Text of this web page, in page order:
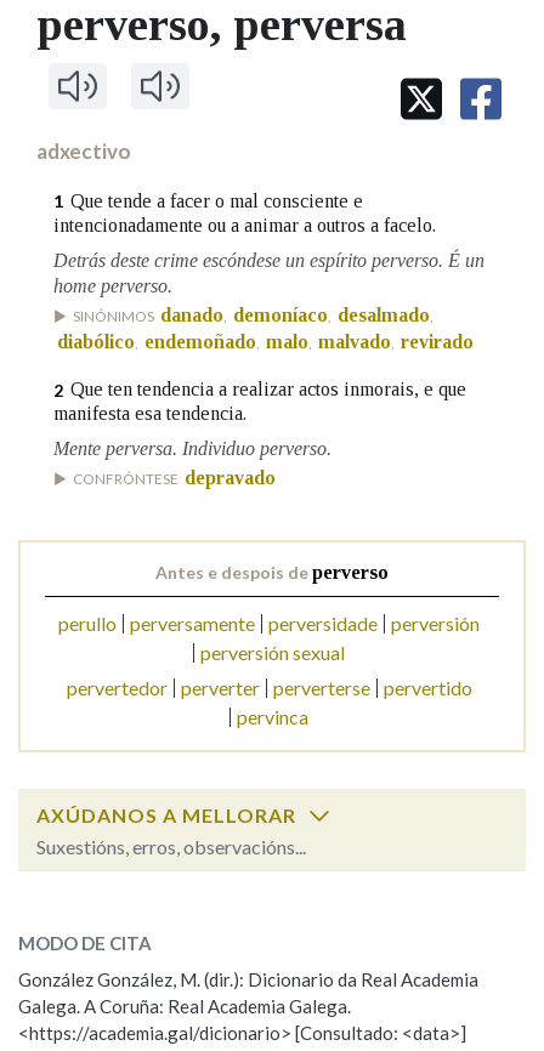
MARCIAL DEL ADALID
CASA-MUSEO EMILIA PARDO
FIGURAS HOMENAXEADAS
Facebook
TwitterYoutubeInstagram
Bluesky
BUSCAR NOS LEMAS
Comeza por
Contén
Nas definicións
Na fraseoloxía
OUTRAS OPCIÓNS DE BUSCA
perverso, perversa
adxectivo
1 Que tende a facer o mal consciente e
intencionadamente ou a animar a outros a facelo.
Detrás deste crime escóndese un espírito perverso. É un
home perverso.
SINÓNIMOS danado demoníaco desalmado
diabólico endemoñado malo malvado revirado
2 Que ten tendencia a realizar actos inmorais, e que
manifesta esa tendencia.
Mente perversa. Individuo perverso.
CONFRÓNTESE depravado
Antes e despois deperverso
perullo perversamente perversidade perversión
perversión sexual
pervertedor
perverter perverterse
pervertido
pervinca
AXÚDANOS A MELLORAR
Suxestións, erros, observacións...
ESCOLLE UNHA OPCIÓN:
Observación Hai un erro na palabra
MODO DE CITA
González González, M. (dir.): Dicionario da Real Academia
Galega. A Coruña: Real Academia Galega.
<https://academia.gal/dicionario> [Consultado: <data>]